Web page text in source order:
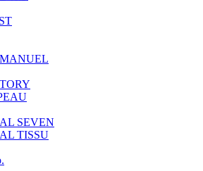
SEVEN
TISSU